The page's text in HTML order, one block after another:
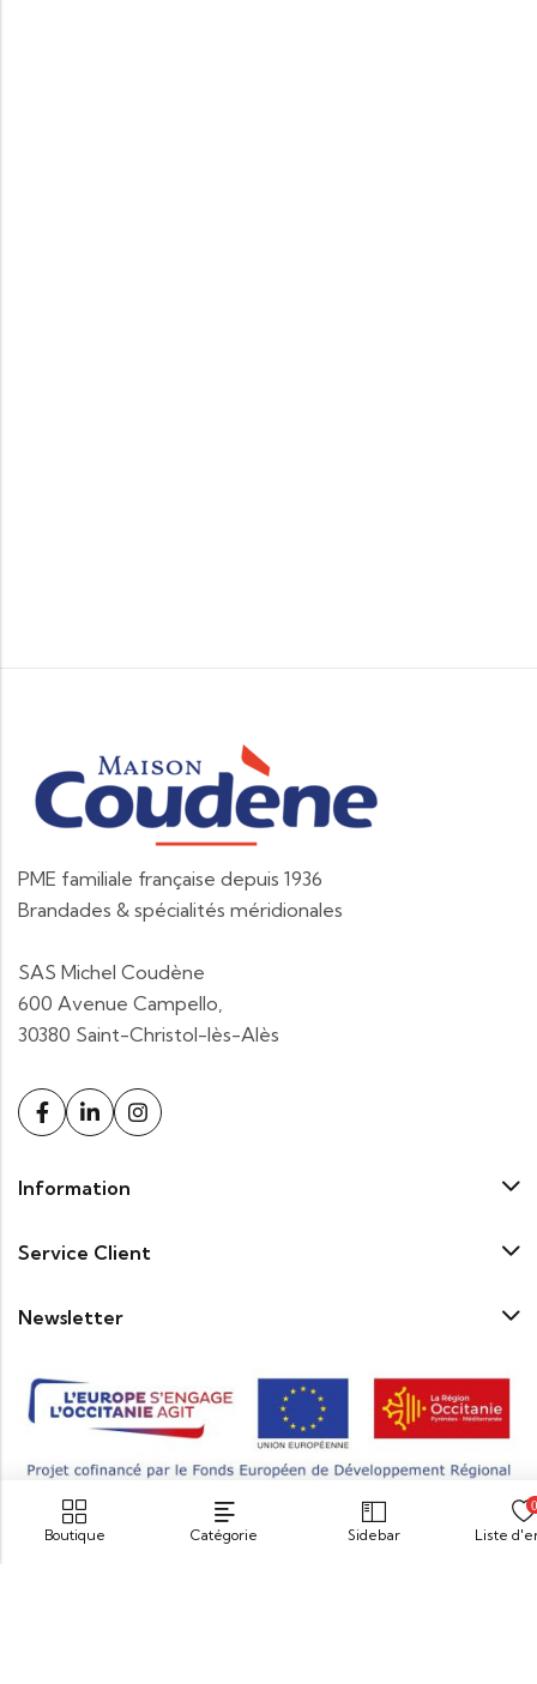
PME familiale française depuis 1936
Brandades & spécialités méridionales
SAS Michel Coudène
600 Avenue Campello,
30380 Saint-Christol-lès-Alès
Information
Service Client
Newsletter
Boutique Catégorie Sidebar Liste